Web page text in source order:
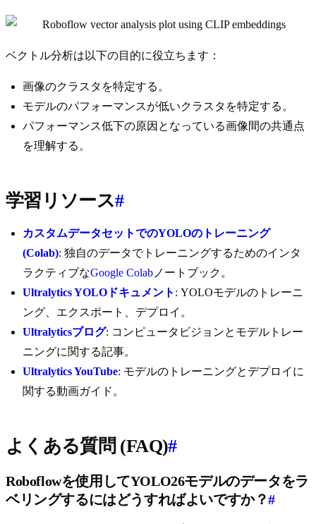
ベクトル分析は以下の目的に役立ちます：
画像のクラスタを特定する。
モデルのパフォーマンスが低いクラスタを特定する。
パフォーマンス低下の原因となっている画像間の共通点
を理解する。
学習リソース#
カスタムデータセットでのYOLOのトレーニング
(Colab): 独自のデータでトレーニングするためのインタ
ラクティブなGoogle Colab ノートブック。
Ultralytics YOLOドキュメント : YOLOモデルのトレーニ
ング、エクスポート、デプロイ。
Ultralyticsブログ: コンピュータビジョンとモデルトレー
ニングに関する記事。
Ultralytics YouTube: モデルのトレーニングとデプロイに
関する動画ガイド。
よくある質問 (FAQ)#
Roboflowを使用してYOLO26モデルのデータをラ
ベリングするにはどうすればよいですか？#